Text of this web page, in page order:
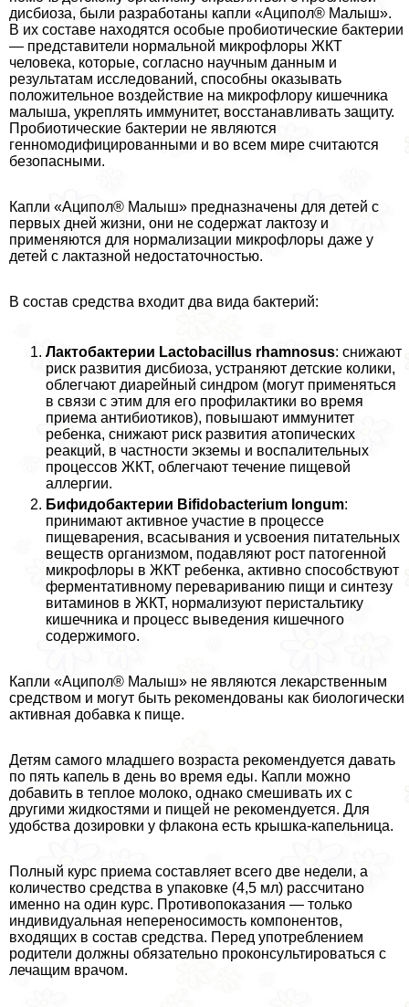
дисбиоза, были разработаны капли «Аципол® Малыш».
В их составе находятся особые пробиотические бактерии
— представители нормальной микрофлоры ЖКТ
человека, которые, согласно научным данным и
результатам исследований, способны оказывать
положительное воздействие на микрофлору кишечника
малыша, укреплять иммунитет, восстанавливать защиту.
Пробиотические бактерии не являются
генномодифицированными и во всем мире считаются
безопасными.
Капли «Аципол® Малыш» предназначены для детей с
первых дней жизни, они не содержат лактозу и
применяются для нормализации микрофлоры даже у
детей с лактазной недостаточностью.
В состав средства входит два вида бактерий:
Лактобактерии Lactobacillus rhamnosus: снижают
риск развития дисбиоза, устраняют детские колики,
облегчают диарейный синдром (могут применяться
в связи с этим для его профилактики во время
приема антибиотиков), повышают иммунитет
ребенка, снижают риск развития атопических
реакций, в частности экземы и воспалительных
процессов ЖКТ, облегчают течение пищевой
аллергии.
Бифидобактерии Bifidobacterium longum:
принимают активное участие в процессе
пищеварения, всасывания и усвоения питательных
веществ организмом, подавляют рост патогенной
микрофлоры в ЖКТ ребенка, активно способствуют
ферментативному перевариванию пищи и синтезу
витаминов в ЖКТ, нормализуют перистальтику
кишечника и процесс выведения кишечного
содержимого.
Капли «Аципол® Малыш» не являются лекарственным
средством и могут быть рекомендованы как биологически
активная добавка к пище.
Детям самого младшего возраста рекомендуется давать
по пять капель в день во время еды. Капли можно
добавить в теплое молоко, однако смешивать их с
другими жидкостями и пищей не рекомендуется. Для
удобства дозировки у флакона есть крышка-капельница.
Полный курс приема составляет всего две недели, а
количество средства в упаковке (4,5 мл) рассчитано
именно на один курс. Противопоказания — только
индивидуальная непереносимость компонентов,
входящих в состав средства. Перед употрeблением
родители должны обязательно проконсультироваться с
лечащим врачом.